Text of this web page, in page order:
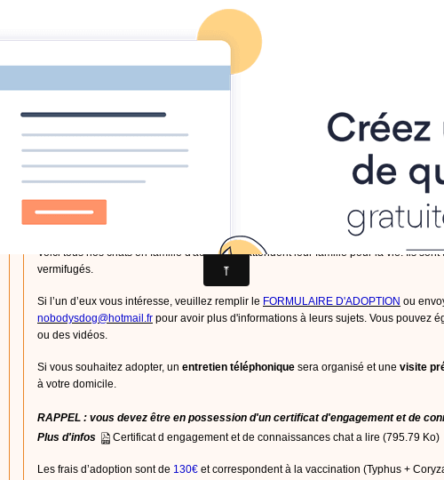
France
Conditions de vie des chiens serbes Actions
Accueil Pages Adoptions Chats en famille d'accueil à adopter
Chats en famille
Voici tous nos chats en famille d'accueil. Ils attendent leur famille pour la vie. Ils
vermifugés.
Si l’un d’eux vous intéresse, veuillez remplir le FORMULAIRE D'ADOPTION ou
nobodysdog@hotmail.fr pour avoir plus d'informations à leurs sujets. Vous pouvez
ou des vidéos.
Si vous souhaitez adopter, un entretien téléphonique sera organisé et une visite
à votre domicile.
RAPPEL : vous devez être en possession d'un certificat d'engagement et de
Plus d'infos
Certificat d engagement et de connaissances chat a lire (795.79 Ko)
Les frais d’adoption sont de 130€ et correspondent à la vaccination (Typhus +